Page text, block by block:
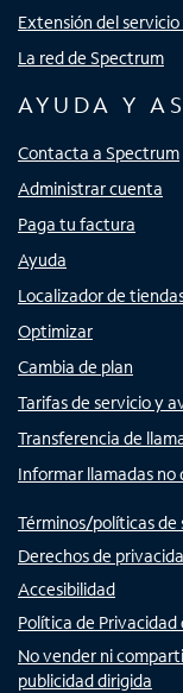
Extensión del
La red de Spectrum
AYUDA Y
Contacta a Spectrum
Administrar cuenta
Paga tu factura
Ayuda
Localizador de
Optimizar
Cambia de plan
Tarifas de servicio y
Transferencia de
Informar llamadas no
Términos/políticas de
Derechos de
Accesibilidad
Política de Privacidad
No vender ni
publicidad dirigida